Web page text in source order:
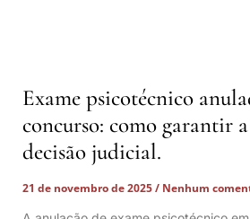
Exame psicotécnico
concurso: como garantir a
decisão judicial.
21 de novembro de 2025
Nenhum